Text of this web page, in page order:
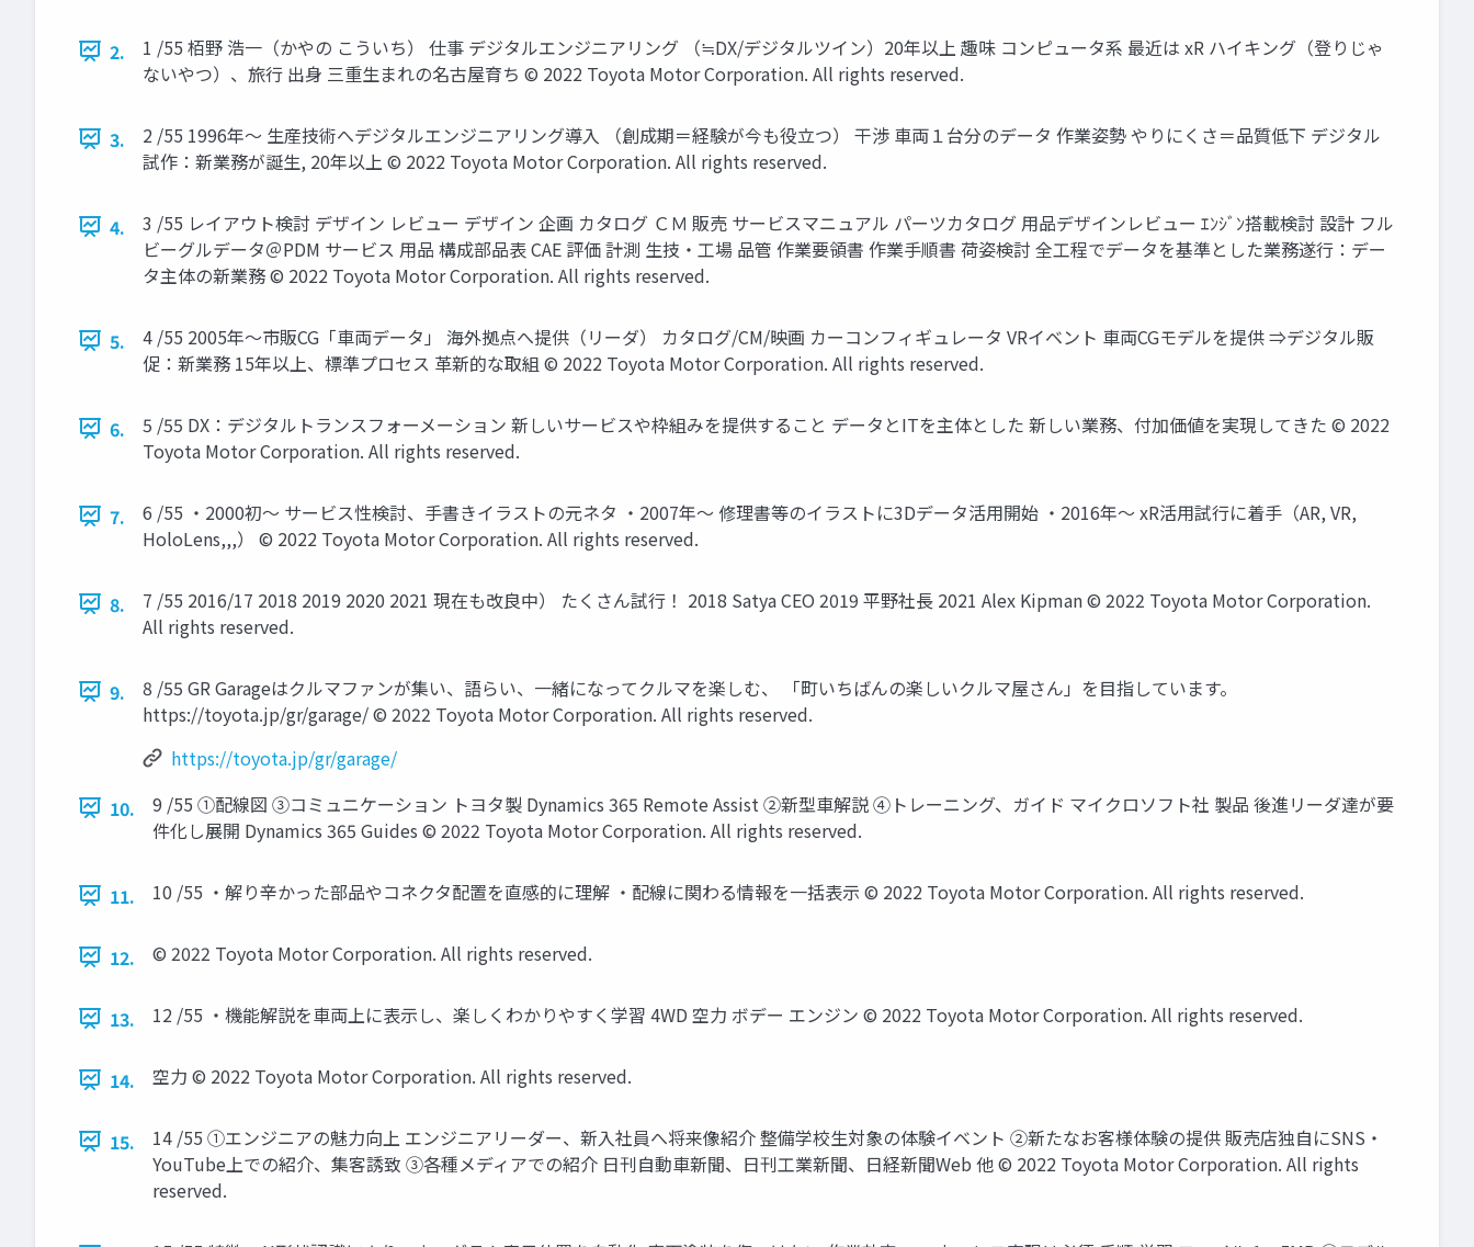
2.
1 /55 栢野 浩一（かやの こういち） 仕事 デジタルエンジニアリング （≒DX/デジタルツイン）20年以上 趣味 コンピュータ系 最近は xR ハイキング（登りじゃ
ないやつ）、旅行 出身 三重生まれの名古屋育ち © 2022 Toyota Motor Corporation. All rights reserved.
3.
2 /55 1996年～ 生産技術へデジタルエンジニアリング導入 （創成期＝経験が今も役立つ） 干渉 車両１台分のデータ 作業姿勢 やりにくさ＝品質低下 デジタル
試作：新業務が誕生, 20年以上 © 2022 Toyota Motor Corporation. All rights reserved.
4.
3 /55 レイアウト検討 デザイン レビュー デザイン 企画 カタログ ＣＭ 販売 サービスマニュアル パーツカタログ 用品デザインレビュー ｴﾝｼﾞﾝ搭載検討 設計 フル
ビーグルデータ＠PDM サービス 用品 構成部品表 CAE 評価 計測 生技・工場 品管 作業要領書 作業手順書 荷姿検討 全工程でデータを基準とした業務遂行：デー
タ主体の新業務 © 2022 Toyota Motor Corporation. All rights reserved.
5.
4 /55 2005年～市販CG「車両データ」 海外拠点へ提供（リーダ） カタログ/CM/映画 カーコンフィギュレータ VRイベント 車両CGモデルを提供 ⇒デジタル販
促：新業務 15年以上、標準プロセス 革新的な取組 © 2022 Toyota Motor Corporation. All rights reserved.
6.
5 /55 DX：デジタルトランスフォーメーション 新しいサービスや枠組みを提供すること データとITを主体とした 新しい業務、付加価値を実現してきた © 2022
Toyota Motor Corporation. All rights reserved.
7.
6 /55 ・2000初～ サービス性検討、手書きイラストの元ネタ ・2007年～ 修理書等のイラストに3Dデータ活用開始 ・2016年～ xR活用試行に着手（AR, VR,
HoloLens,,,） © 2022 Toyota Motor Corporation. All rights reserved.
8.
7 /55 2016/17 2018 2019 2020 2021 現在も改良中） たくさん試行！ 2018 Satya CEO 2019 平野社長 2021 Alex Kipman © 2022 Toyota Motor Corporation.
All rights reserved.
9.
8 /55 GR Garageはクルマファンが集い、語らい、一緒になってクルマを楽しむ、 「町いちばんの楽しいクルマ屋さん」を目指しています。
https://toyota.jp/gr/garage/ © 2022 Toyota Motor Corporation. All rights reserved.
https://toyota.jp/gr/garage/
10.
9 /55 ①配線図 ③コミュニケーション トヨタ製 Dynamics 365 Remote Assist ②新型車解説 ④トレーニング、ガイド マイクロソフト社 製品 後進リーダ達が要
件化し展開 Dynamics 365 Guides © 2022 Toyota Motor Corporation. All rights reserved.
11. 10 /55 ・解り辛かった部品やコネクタ配置を直感的に理解 ・配線に関わる情報を一括表示 © 2022 Toyota Motor Corporation. All rights reserved.
12. © 2022 Toyota Motor Corporation. All rights reserved.
13. 12 /55 ・機能解説を車両上に表示し、楽しくわかりやすく学習 4WD 空力 ボデー エンジン © 2022 Toyota Motor Corporation. All rights reserved.
14. 空力 © 2022 Toyota Motor Corporation. All rights reserved.
15.
14 /55 ①エンジニアの魅力向上 エンジニアリーダー、新入社員へ将来像紹介 整備学校生対象の体験イベント ②新たなお客様体験の提供 販売店独自にSNS・
YouTube上での紹介、集客誘致 ③各種メディアでの紹介 日刊自動車新聞、日刊工業新聞、日経新聞Web 他 © 2022 Toyota Motor Corporation. All rights
reserved.